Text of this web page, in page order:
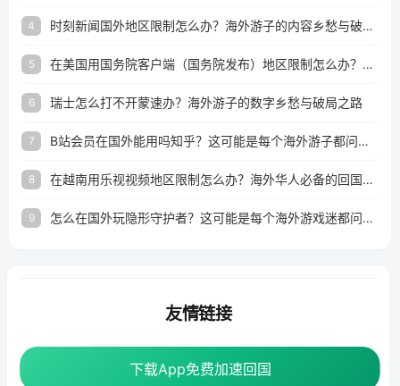
4 时刻新闻国外地区限制怎么办？海外游子的内容乡愁与破局之路
5 在美国用国务院客户端（国务院发布）地区限制怎么办？3步解决海外看国内内容难题
6 瑞士怎么打不开蒙速办？海外游子的数字乡愁与破局之路
7 B站会员在国外能用吗知乎？这可能是每个海外游子都问过的问题
8 在越南用乐视视频地区限制怎么办？海外华人必备的回国加速攻略
9 怎么在国外玩隐形守护者？这可能是每个海外游戏迷都问过的问题
下载App免费加速回国
下载App免费加速回国
友情链接